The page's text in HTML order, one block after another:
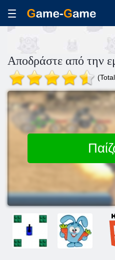
Αποδράστε από την